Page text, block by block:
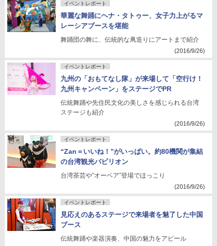
イベントレポート
華麗な舞踊にヘナ・タトゥー、女子力上がるマ
レーシアブースを堪能
舞踊団の舞に、伝統的な凧造りにアートまで紹介
(2016/9/26)
イベントレポート
九州の「おもてなし隊」が来場して「空行け！
九州キャンペーン」をステージでPR
伝統舞踊や先住民文化の美しさを感じられる台湾
ステージも紹介
(2016/9/26)
イベントレポート
“Zan＝いいね！”がいっぱい。約80機関が集結
の台湾観光パビリオン
台湾茶芸や“オーベア”登場でほっこり
(2016/9/26)
イベントレポート
見応えのあるステージで来場者を魅了した中国
ブース
伝統舞踊や楽器演奏、中国の魅力をアピール